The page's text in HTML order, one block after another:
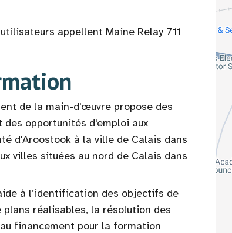
appellent Maine Relay 711
de la main-d'œuvre propose des
opportunités d'emploi aux
d'Aroostook à la ville de Calais dans
villes situées au nord de Calais dans
à l’identification des objectifs de
réalisables, la résolution des
financement pour la formation